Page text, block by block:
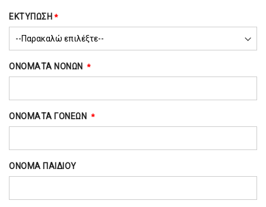
ΕΚΤΥΠΩΣΗ
ΟΝΟΜΑΤΑ ΝΟΝΩΝ
ΟΝΟΜΑΤΑ ΓΟΝΕΩΝ
ΟΝΟΜΑ ΠΑΙΔΙΟΥ